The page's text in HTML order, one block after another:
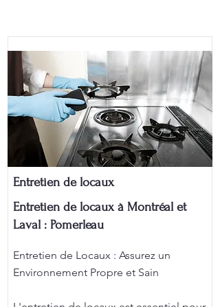
Entretien de locaux
Entretien de locaux à Montréal et
Laval : Pomerleau
Entretien de Locaux : Assurez un
Environnement Propre et Sain